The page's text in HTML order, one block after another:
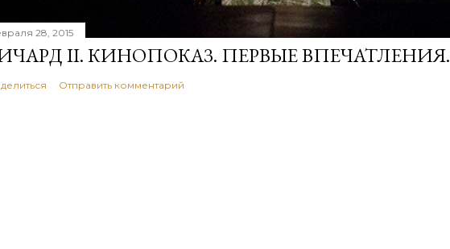
28, 2015
II. КИНОПОКАЗ. ПЕРВЫЕ ВПЕЧАТЛЕНИЯ.
Отправить комментарий